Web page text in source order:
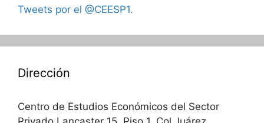
Tweets por el @CEESP1.
Dirección
Centro de Estudios Económicos del Sector